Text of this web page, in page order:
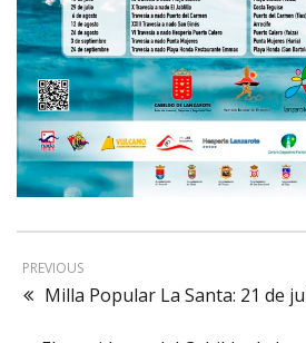
PREVIOUS
Milla Popular La Santa: 21 de